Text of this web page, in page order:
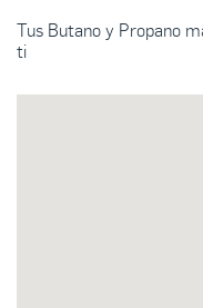
Tus Butano y Propano
ti